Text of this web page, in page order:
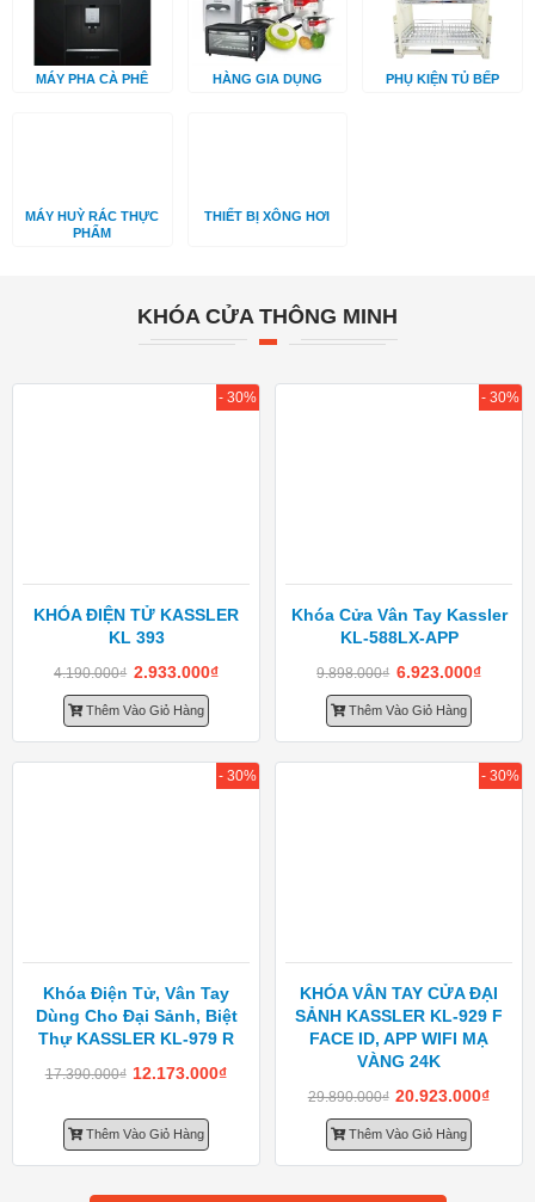
MÁY PHA CÀ PHÊ HÀNG GIA DỤNG PHỤ KIỆN TỦ BẾP
MÁY HUỲ RÁC THỰC
PHẨM
THIẾT BỊ XÔNG HƠI
KHÓA CỬA THÔNG MINH
KHÓA ĐIỆN TỬ KASSLER
KL 393
4.190.000₫ 2.933.000₫
Thêm Vào Giỏ Hàng
- 30%
Khóa Cửa Vân Tay Kassler
KL-588LX-APP
9.898.000₫ 6.923.000₫
Thêm Vào Giỏ Hàng
- 30%
Khóa Điện Tử, Vân Tay
Dùng Cho Đại Sảnh, Biệt
Thự KASSLER KL-979 R
17.390.000₫ 12.173.000₫
Thêm Vào Giỏ Hàng
- 30%
KHÓA VÂN TAY CỬA ĐẠI
SẢNH KASSLER KL-929 F
FACE ID, APP WIFI MẠ
VÀNG 24K
29.890.000₫ 20.923.000₫
Thêm Vào Giỏ Hàng
- 30%